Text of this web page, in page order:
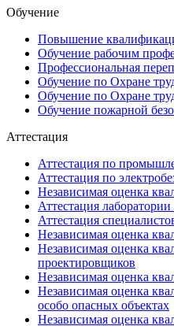
Обучение
Повышение
Обучение рабочим
Профессиональная
Обучение по Охране
Обучение по Охране
Обучение пожарной
Аттестация
Аттестация по
Аттестация по
Независимая оценка
Аттестация
Аттестация
Независимая оценка
Независимая оценка
проектировщиков
Независимая оценка
Независимая оценка
особо опасных объектах
Независимая оценка